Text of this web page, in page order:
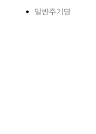
일반주기명